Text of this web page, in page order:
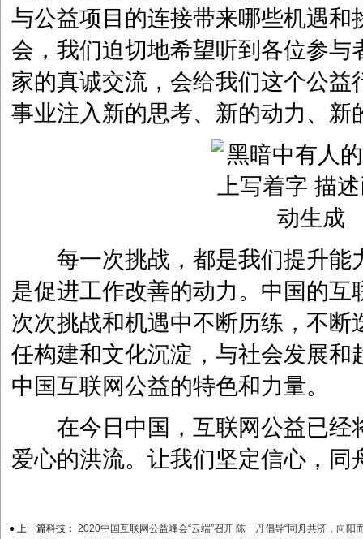
与公益项目的连接带来哪些机遇和
会，我们迫切地希望听到各位参与
家的真诚交流，会给我们这个公益
事业注入新的思考、新的动力、新
每一次挑战，都是我们提升能
是促进工作改善的动力。中国的互
次次挑战和机遇中不断历练，不断
任构建和文化沉淀，与社会发展和
中国互联网公益的特色和力量。
在今日中国，互联网公益已经
爱心的洪流。让我们坚定信心，同
● 上一篇科技： 2020中国互联网公益峰会“云端”召开 陈一丹倡导“同舟共济，向阳